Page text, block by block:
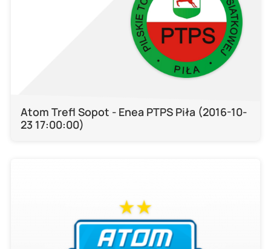
Atom Trefl Sopot - Enea PTPS Piła (2016-10-
23 17:00:00)